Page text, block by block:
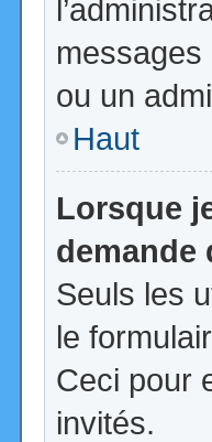
messages
ou un
Haut
Lorsque
demande
Seuls les
le
Ceci pour
invités.